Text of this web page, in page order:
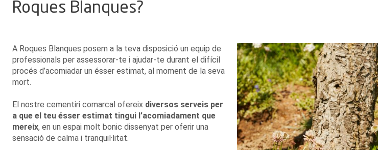
Roques Blanques?
A Roques Blanques posem a la teva disposició un equip de
professionals per assessorar-te i ajudar-te durant el difícil
procés d’acomiadar un ésser estimat, al moment de la seva
mort.
El nostre cementiri comarcal ofereix diversos serveis per
a que el teu ésser estimat tingui l’acomiadament que
mereix, en un espai molt bonic dissenyat per oferir una
sensació de calma i tranquil·litat.